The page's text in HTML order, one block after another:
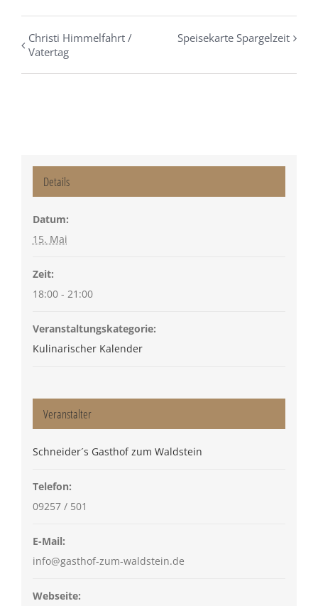
Christi Himmelfahrt /
Vatertag
Speisekarte Spargelzeit
Details
Datum:
15. Mai
Zeit:
18:00 - 21:00
Veranstaltungskategorie:
Kulinarischer Kalender
Veranstalter
Schneider´s Gasthof zum Waldstein
Telefon:
09257 / 501
E-Mail:
info@gasthof-zum-waldstein.de
Webseite: